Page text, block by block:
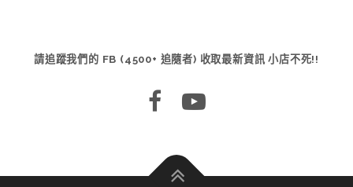
請追蹤我們的 FB (4500+ 追隨者) 收取最新資訊 小店不死!!